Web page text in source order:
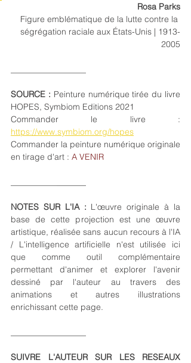
Rosa Parks
Figure emblématique de la lutte contre la
ségrégation raciale aux États-Unis | 1913-
2005
SOURCE : Peinture numérique tirée du livre
HOPES, Symbiom Editions 2021
https://www.symbiom.org/hopes
Commander la peinture numérique originale
en tirage d'art : A VENIR
NOTES SUR L'IA : L'œuvre originale à la
base de cette projection est une œuvre
artistique, réalisée sans aucun recours à l'IA
/ L'intelligence artificielle n'est utilisée ici
que comme outil complémentaire
permettant d'animer et explorer l'avenir
dessiné par l'auteur au travers des
animations et autres illustrations
enrichissant cette page.
SUIVRE L'AUTEUR SUR LES RESEAUX